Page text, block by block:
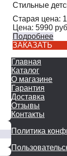
Стильные
Старая цена:
Цена: 5990
Подробнее
ЗАКАЗАТЬ
Главная
Каталог
О магазине
Гарантия
Доставка
Отзывы
Контакты
Политика